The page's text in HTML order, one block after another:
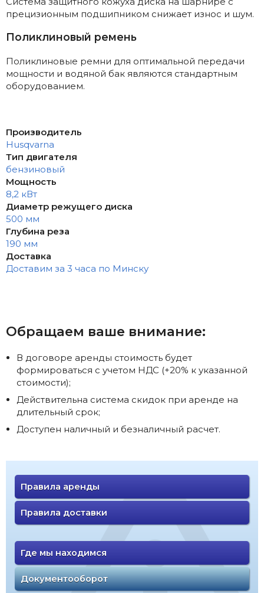
прецизионным подшипником снижает износ и шум.
Поликлиновый ремень
Поликлиновые ремни для оптимальной передачи
мощности и водяной бак являются стандартным
оборудованием.
Производитель
Husqvarna
Тип двигателя
бензиновый
Мощность
8,2 кВт
Диаметр режущего диска
500 мм
Глубина реза
190 мм
Доставка
Доставим за 3 часа по Минску
Обращаем ваше внимание:
В договоре аренды стоимость будет
формироваться с учетом НДС (+20% к указанной
стоимости);
Действительна система скидок при аренде на
длительный срок;
Доступен наличный и безналичный расчет.
Правила аренды
Правила доставки
Где мы находимся
Документооборот